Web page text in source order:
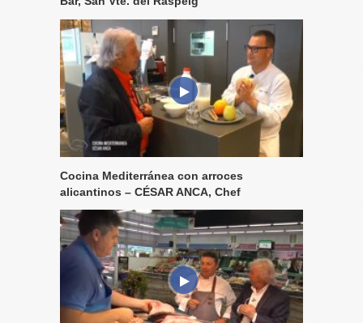
Cocina Mediterránea con arroces
alicantinos – CÉSAR ANCA, Chef